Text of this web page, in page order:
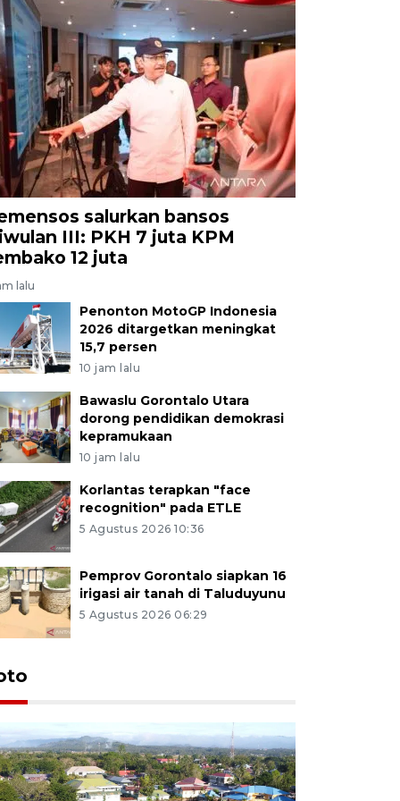
salurkan bansos
III: PKH 7 juta KPM
12 juta
lalu
Penonton MotoGP Indonesia
2026 ditargetkan meningkat
15,7 persen
10 jam lalu
Bawaslu Gorontalo Utara
dorong pendidikan demokrasi
kepramukaan
10 jam lalu
Korlantas terapkan "face
recognition" pada ETLE
5 Agustus 2026 10:36
Pemprov Gorontalo siapkan 16
irigasi air tanah di Taluduyunu
5 Agustus 2026 06:29